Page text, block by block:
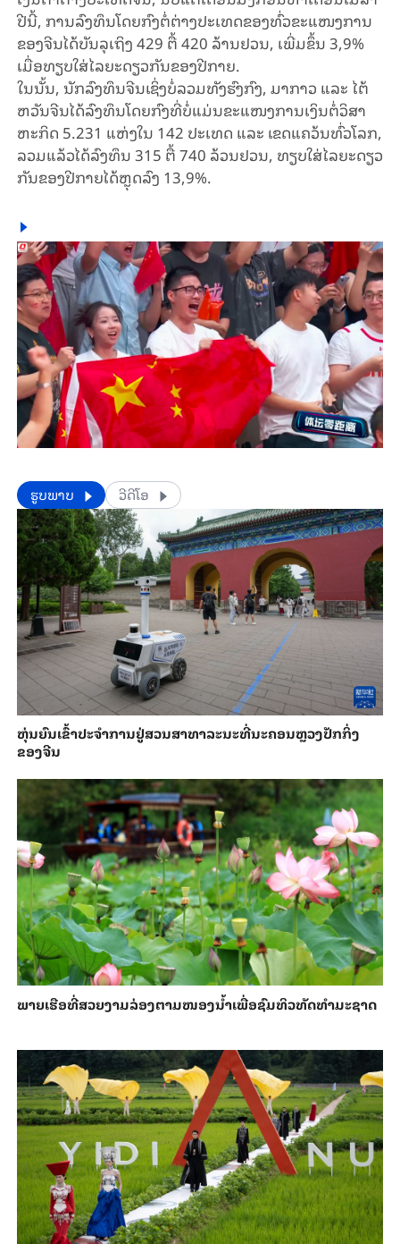
ປີ​ນີ້, ການ​ລົງ​ທຶນ​ໂດຍ​ກົງ​ຕໍ່​ຕ່າງ​ປະ​ເທດ​ຂອງ​ທົ່ວຂະ​ແໜງ​ການ​
ຂອງຈີນ​ໄດ້​ບັນ​ລຸ​ເຖິງ 429 ຕື້ 420 ລ້ານຢວນ, ເພີ່ມ​ຂຶ້ນ 3,9%
ເມື່ອ​ທຽບ​ໃສ່​ໄລ​ຍະ​ດຽວ​ກັນ​ຂອງ​ປີ​ກາຍ​.
ໃນ​ນັ້ນ, ນັກ​ລົງ​ທຶນ​ຈີນ​ເຊິ່ງ​ບໍ່​ລວມ​ທັງ​ຮົງ​ກົງ, ມາ​ກາວ ແລະ​ ໄຕ້​
ຫວັນ​ຈີນ​ໄດ້​ລົງ​ທຶນ​ໂດຍ​ກົງ​ທີ່​ບໍ່​ແມ່ນ​ຂະ​ແໜງ​ການ​ເງິນ​ຕໍ່​ວິ​ສາ​
ຫະ​ກິດ 5.231 ແຫ່ງ​ໃນ 142 ປະ​ເທດ​ ແລະ ເຂດ​ແຄວ້ນ​​ທົ່ວໂລກ,
ລວມ​​ແລ້ວໄດ້​ລົງ​ທຶນ 315 ຕື້ 740 ລ້ວນຢວນ, ​ທຽບ​ໃສ່​ໄລ​ຍະ​ດຽວ​
ກັນ​ຂອງ​ປີ​ກາຍໄດ້​ຫຼຸດ​ລົງ 13,9%.
​​ຮູບພາບ ວີດີໂອ
​ຫຸ່ນ​ຍົນ​ເຂົ້າ​ປະ​ຈຳ​ການ​ຢູ່​ສວນ​ສາ​ທາ​ລະ​ນະ​ທີ່​ນະ​ຄອນຫຼວງ​ປັກ​ກິ່ງ​
ຂອງ​ຈີນ
ພາຍ​ເຮືອທີ່​ສວຍ​ງາມ​ລ່ອງ​ຕາມ​​ໜອງນ້ຳ​​ເພື່ອ​ຊົມ​ທິວ​ທັດ​ທຳ​ມະ​ຊາດ